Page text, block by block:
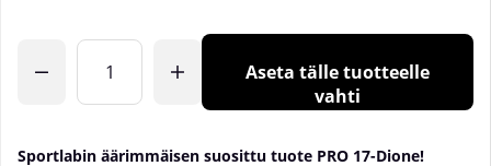
Aseta tälle tuotteelle
vahti
Sportlabin äärimmäisen suosittu tuote PRO 17-Dione!